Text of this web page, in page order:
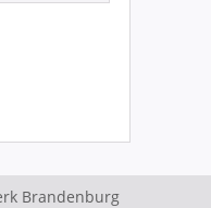
Brandenburg